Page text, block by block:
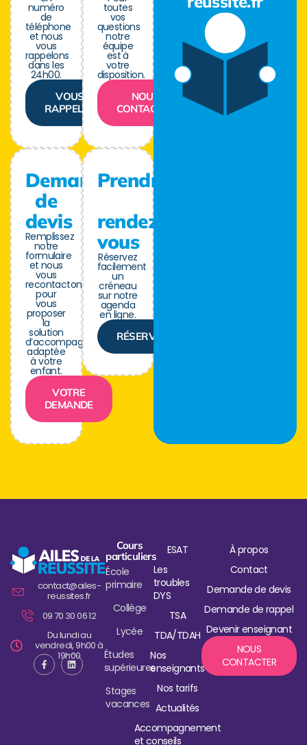
numéro
de
téléphone
et nous
vous
rappelons
dans les
24h00.
VOUS
RAPPELER
Demande
de
devis
Remplissez
notre
formulaire
et nous
vous
recontactons
pour
vous
proposer
la
solution
d’accompagnement
adaptée
à votre
enfant.
VOTRE
DEMANDE
toutes
vos
questions
notre
équipe
est à
votre
disposition.
NOUS
CONTACTER
Prendre
rendez-
vous
Réservez
facilement
un
créneau
sur notre
agenda
en ligne.
RÉSERVER
contact@ailes-
reussites.fr
09 70 30 06 12
Du lundi au
vendredi, 9h00 à
19h00
Cours
particuliers
École
primaire
Collège
Lycée
Études
supérieures
Stages
vacances
ESAT
Les
troubles
DYS
TSA
TDA/TDAH
Nos
enseignants
Nos tarifs
Actualités
Accompagnement
et conseils
À propos
Contact
Demande de devis
Demande de rappel
Devenir enseignant
NOUS
CONTACTER